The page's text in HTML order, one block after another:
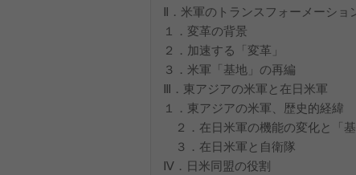
Ⅱ．米軍のトランスフォーメーショ
１．変革の背景
２．加速する「変革」
３．米軍「基地」の再編
Ⅲ．東アジアの米軍と在日米軍
１．東アジアの米軍、歴史的経緯
２．在日米軍の機能の変化と「基
３．在日米軍と自衛隊
Ⅳ．日米同盟の役割